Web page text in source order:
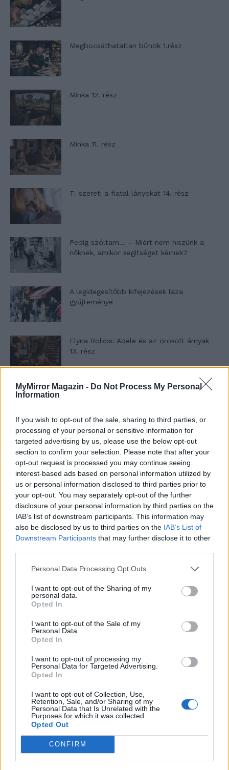
MyMirror Magazin - Do Not Process My Personal
Information
If you wish to opt-out of the sale, sharing to third parties, or
processing of your personal or sensitive information for
targeted advertising by us, please use the below opt-out
section to confirm your selection. Please note that after your
opt-out request is processed you may continue seeing
interest-based ads based on personal information utilized by
us or personal information disclosed to third parties prior to
your opt-out. You may separately opt-out of the further
disclosure of your personal information by third parties on the
IAB’s list of downstream participants. This information may
also be disclosed by us to third parties on the IAB’s List of
Downstream Participants that may further disclose it to other
Personal Data Processing Opt Outs
I want to opt-out of the Sharing of my
personal data.
Opted In
I want to opt-out of the Sale of my
Personal Data.
Opted In
I want to opt-out of processing my
Personal Data for Targeted Advertising.
Opted In
I want to opt-out of Collection, Use,
Retention, Sale, and/or Sharing of my
Personal Data that Is Unrelated with the
Purposes for which it was collected.
Opted Out
CONFIRM
Megbocsáthatatlan bűnök 1.rész
Minka 12. rész
Minka 11. rész
T. szereti a fiatal lányokat 14. rész
Pedig szóltam… – Miért nem hiszünk a
nőknek, amikor segítséget kérnek?
A legidegesítőbb kifejezések laza
gyűjteménye
Elyna Robbs: Adéle és az örökölt árnyak
13. rész
Woody Allen megosztó zsenialitása
A világ legismertebb ruhái
Nyár, nevetés, anekdoták
Panna és a szép szerelmek mítosza 3.
Képtelenek vagyunk felnőni a felnőtt élet
kihívásaihoz?
Altatógázos rablások Olaszországban
Lyhanna története
T. Barnett: Gyilkosság a Garda-tónál 12.
rész